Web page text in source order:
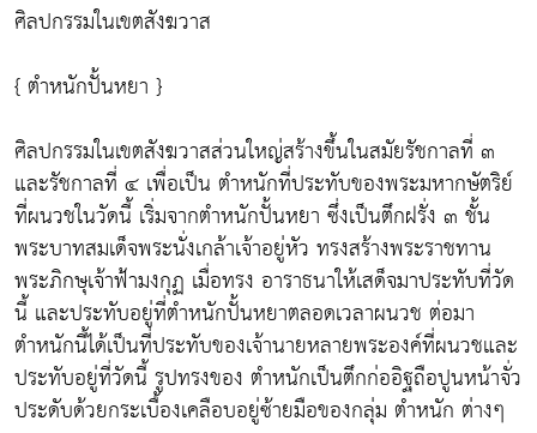
ศิลปกรรมในเขตสังฆวาส
{ ตำหนักปั้นหยา }
ศิลปกรรมในเขตสังฆวาสส่วนใหญ่สร้างขึ้นในสมัยรัชกาลที่ ๓
และรัชกาลที่ ๔ เพื่อเป็น ตำหนักที่ประทับของพระมหากษัตริย์
ที่ผนวชในวัดนี้ เริ่มจากตำหนักปั้นหยา ซึ่งเป็นตึกฝรั่ง ๓ ชั้น
พระบาทสมเด็จพระนั่งเกล้าเจ้าอยู่หัว ทรงสร้างพระราชทาน
พระภิกษุเจ้าฟ้ามงกุฏ เมื่อทรง อาราธนาให้เสด็จมาประทับที่วัด
นี้ และประทับอยู่ที่ตำหนักปั้นหยาตลอดเวลาผนวช ต่อมา
ตำหนักนี้ได้เป็นที่ประทับของเจ้านายหลายพระองค์ที่ผนวชและ
ประทับอยู่ที่วัดนี้ รูปทรงของ ตำหนักเป็นตึกก่ออิฐถือปูนหน้าจั่ว
ประดับด้วยกระเบื้องเคลือบอยู่ซ้ายมือของกลุ่ม ตำหนัก ต่างๆ